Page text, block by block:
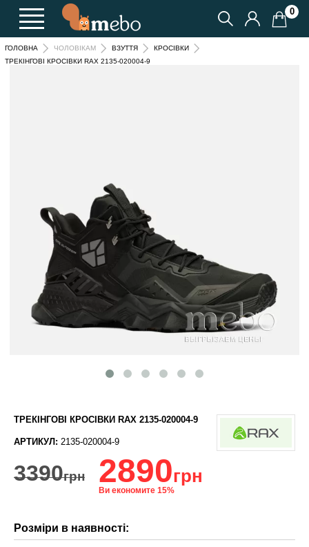
0
ГОЛОВНА ЧОЛОВІКАМ ВЗУТТЯ
КРОСІВКИ
ТРЕКІНГОВІ КРОСІВКИ RAX 2135-020004-9
ТРЕКІНГОВІ КРОСІВКИ RAX 2135-020004-9
АРТИКУЛ: 2135-020004-9
3390грн 2890грн
Ви економите 15%
Розміри в наявності: